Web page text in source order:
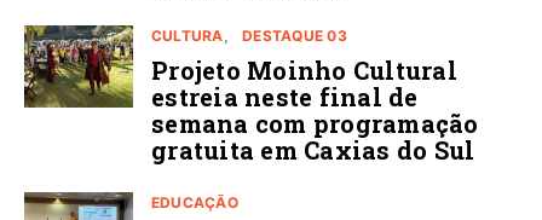
CULTURA DESTAQUE 03
Projeto Moinho Cultural
estreia neste final de
semana com programação
gratuita em Caxias do Sul
EDUCAÇÃO